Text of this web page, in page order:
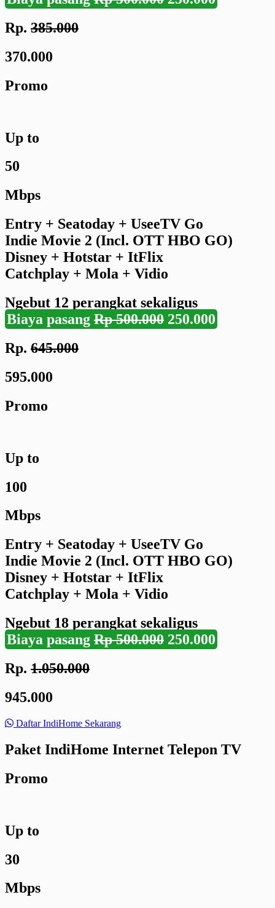
Rp. 385.000
370.000
Promo
Up to
50
Mbps
Entry + Seatoday + UseeTV Go
Indie Movie 2 (Incl. OTT HBO GO)
Disney + Hotstar + ItFlix
Catchplay + Mola + Vidio
Ngebut 12 perangkat sekaligus
Biaya pasang Rp 500.000 250.000
Rp. 645.000
595.000
Promo
Up to
100
Mbps
Entry + Seatoday + UseeTV Go
Indie Movie 2 (Incl. OTT HBO GO)
Disney + Hotstar + ItFlix
Catchplay + Mola + Vidio
Ngebut 18 perangkat sekaligus
Biaya pasang Rp 500.000 250.000
Rp. 1.050.000
945.000
Daftar IndiHome Sekarang
Paket IndiHome Internet Telepon TV
Promo
Up to
30
Mbps